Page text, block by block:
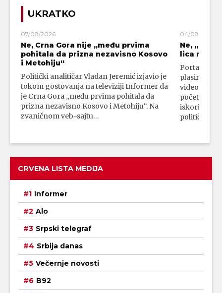
UKRATKO
07/08/2026
Ne, Crna Gora nije „među prvima
pohitala da prizna nezavisno Kosovo
i Metohiju“
Politički analitičar Vladan Jeremić izjavio je
tokom gostovanja na televiziji Informer da
je Crna Gora „među prvima pohitala da
prizna nezavisno Kosovo i Metohiju“. Na
zvaničnom veb-sajtu…
04/08/2026
Ne,
lica
Portal 24
plasirali su
video-
početka
iskorišćava
političkim
CRVENA LISTA MEDIJA
Informer
Alo
Srpski telegraf
Srbija danas
Večernje novosti
B92